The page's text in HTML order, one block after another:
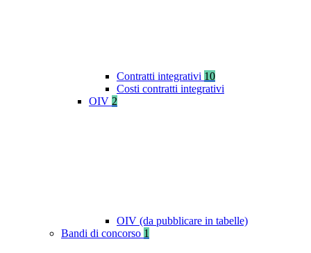
Contratti integrativi 10
Costi contratti integrativi
OIV 2
OIV (da pubblicare in tabelle)
Bandi di concorso 1